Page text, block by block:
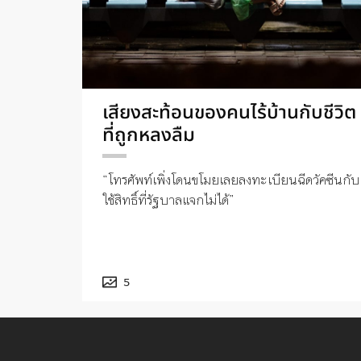
เสียงสะท้อนของคนไร้บ้านกับชีวิต
ที่ถูกหลงลืม
“โทรศัพท์เพิ่งโดนขโมยเลยลงทะเบียนฉีดวัคซีนกับ
ใช้สิทธิ์ที่รัฐบาลแจกไม่ได้”
5